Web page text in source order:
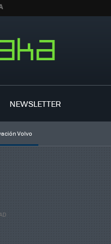
NEWSLETTER
Volvo